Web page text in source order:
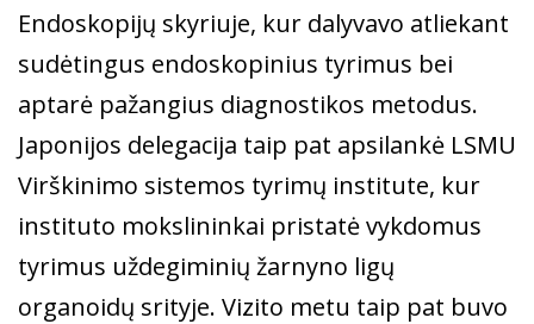
Endoskopijų skyriuje, kur dalyvavo atliekant
sudėtingus endoskopinius tyrimus bei
aptarė pažangius diagnostikos metodus.
Japonijos delegacija taip pat apsilankė LSMU
Virškinimo sistemos tyrimų institute, kur
instituto mokslininkai pristatė vykdomus
tyrimus uždegiminių žarnyno ligų
organoidų srityje. Vizito metu taip pat buvo